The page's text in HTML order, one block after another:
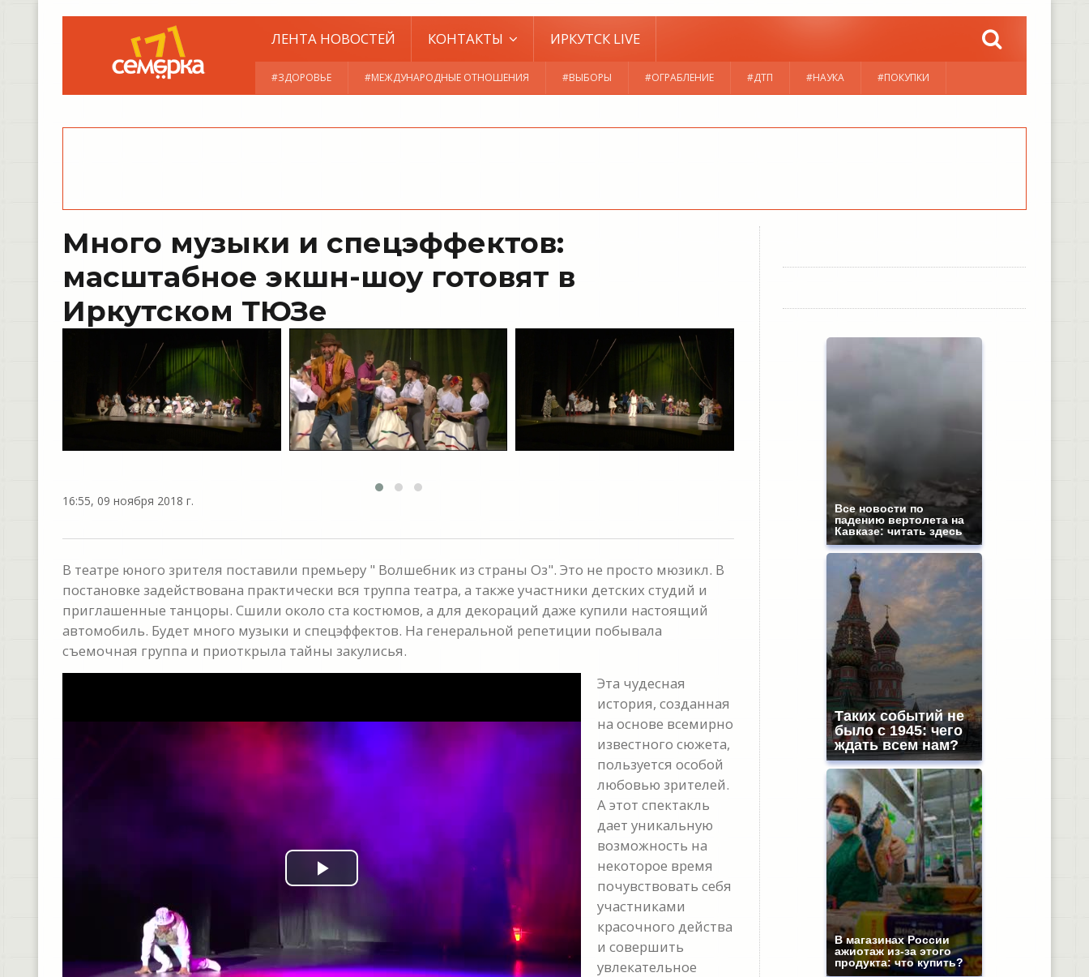
ЛЕНТА НОВОСТЕЙ КОНТАКТЫ ИРКУТСК LIVE
#ЗДОРОВЬЕ #МЕЖДУНАРОДНЫЕ ОТНОШЕНИЯ #ВЫБОРЫ #ОГРАБЛЕНИЕ #ДТП #НАУКА #ПОКУПКИ
Много музыки и спецэффектов:
масштабное экшн-шоу готовят в
Иркутском ТЮЗе
16:55, 09 ноября 2018 г.
В театре юного зрителя поставили премьеру " Волшебник из страны Оз". Это не просто мюзикл. В
постановке задействована практически вся труппа театра, а также участники детских студий и
приглашенные танцоры. Сшили около ста костюмов, а для декораций даже купили настоящий
автомобиль. Будет много музыки и спецэффектов. На генеральной репетиции побывала
съемочная группа и приоткрыла тайны закулисья.
Play
Video
Эта чудесная
история, созданная
на основе всемирно
известного сюжета,
пользуется особой
любовью зрителей.
А этот спектакль
дает уникальную
возможность на
некоторое время
почувствовать себя
участниками
красочного действа
и совершить
увлекательное
Все новости по
падению вертолета на
Кавказе: читать здесь
Таких событий не
было с 1945: чего
ждать всем нам?
В магазинах России
ажиотаж из-за этого
продукта: что купить?